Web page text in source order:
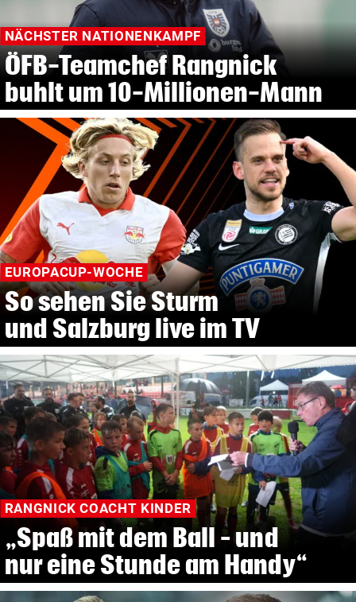
NÄCHSTER NATIONENKAMPF
ÖFB-Teamchef Rangnick
buhlt um 10-Millionen-Mann
EUROPACUP-WOCHE
So sehen Sie Sturm
und Salzburg live im TV
RANGNICK COACHT KINDER
„Spaß mit dem Ball – und
nur eine Stunde am Handy“